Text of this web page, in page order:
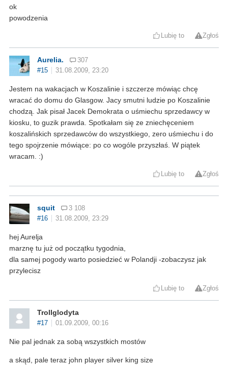
ok
powodzenia
Lubię to Zgłoś
Aurelia.
307
#15
31.08.2009, 23:20
Jestem na wakacjach w Koszalinie i szczerze mówiąc chcę
wracać do domu do Glasgow. Jacy smutni ludzie po Koszalinie
chodzą. Jak pisał Jacek Demokrata o uśmiechu sprzedawcy w
kiosku, to guzik prawda. Spotkałam się ze zniechęceniem
koszalińskich sprzedawców do wszystkiego, zero uśmiechu i do
tego spojrzenie mówiące: po co wogóle przyszłaś. W piątek
wracam. :)
Lubię to Zgłoś
squit
3 108
#16
31.08.2009, 23:29
hej Aurelja
marznę tu już od początku tygodnia,
dla samej pogody warto posiedzieć w Polandji -zobaczysz jak
przylecisz
Lubię to Zgłoś
Trollglodyta
#17 01.09.2009, 00:16
Nie pal jednak za sobą wszystkich mostów
a skąd, pale teraz john player silver king size